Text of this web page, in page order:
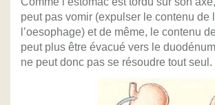
peut pas vomir (expulser le contenu de
l’oesophage) et de même, le contenu
peut plus être évacué vers le
ne peut donc pas se résoudre